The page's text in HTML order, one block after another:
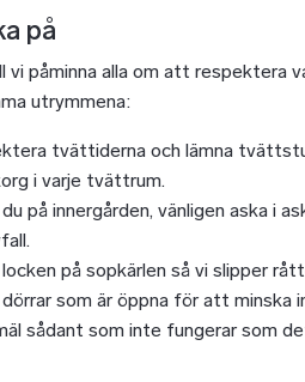
på
vi påminna alla om att respektera
utrymmena:
tvättiderna och lämna
i varje tvättrum.
på innergården, vänligen aska i
på sopkärlen så vi slipper
som är öppna för att minska
sådant som inte fungerar som